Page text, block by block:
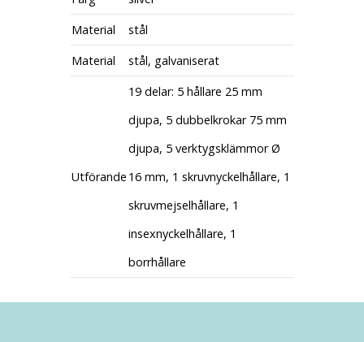
Material
stål
Material
stål, galvaniserat
Utförande
19 delar: 5 hållare 25 mm
djupa, 5 dubbelkrokar 75 mm
djupa, 5 verktygsklämmor Ø
16 mm, 1 skruvnyckelhållare, 1
skruvmejselhållare, 1
insexnyckelhållare, 1
borrhållare